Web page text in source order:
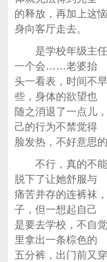
的释放，再加上这
身向客厅走去。
是学校年级主任
一个会……老婆抬
头一看表，时间不
些，身体的欲望也
随之消退了一点儿
己的行为不禁觉得
脸发热，不好意思
不行，真的不能
脱下了让她舒服与
痛苦并存的连裤袜
子，但一想起自己
是要去学校，不自
里拿出一条棕色的
五分裤，出门前又